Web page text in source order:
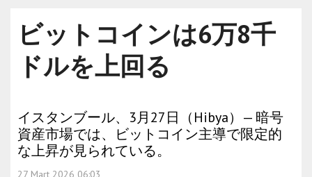
ビットコインは6万8千
ドルを上回る
イスタンブール、3月27日（Hibya）— 暗号
資産市場では、ビットコイン主導で限定的
な上昇が見られている。
27 Mart 2026 06:03